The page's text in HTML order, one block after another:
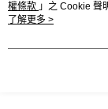
權條款 」之 Cookie 聲
用條款之 Cookie 聲明
了解更多 >